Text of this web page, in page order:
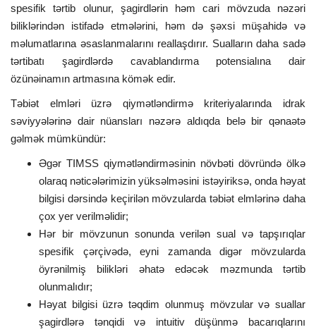
spesifik tərtib olunur, şagirdlərin həm cari mövzuda nəzəri
biliklərindən istifadə etmələrini, həm də şəxsi müşahidə və
məlumatlarına əsaslanmalarını reallaşdırır. Sualların daha sadə
tərtibatı şagirdlərdə cavablandırma potensialına dair
özünəinamın artmasına kömək edir.
Təbiət elmləri üzrə qiymətləndirmə kriteriyalarında idrak
səviyyələrinə dair nüansları nəzərə aldıqda belə bir qənaətə
gəlmək mümkündür:
Əgər TIMSS qiymətləndirməsinin növbəti dövründə ölkə
olaraq nəticələrimizin yüksəlməsini istəyiriksə, onda həyat
bilgisi dərsində keçirilən mövzularda təbiət elmlərinə daha
çox yer verilməlidir;
Hər bir mövzunun sonunda verilən sual və tapşırıqlar
spesifik çərçivədə, eyni zamanda digər mövzularda
öyrənilmiş bilikləri əhatə edəcək məzmunda tərtib
olunmalıdır;
Həyat bilgisi üzrə təqdim olunmuş mövzular və suallar
şagirdlərə tənqidi və intuitiv düşünmə bacarıqlarını